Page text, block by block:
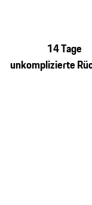
14 Tage
unkomplizierte